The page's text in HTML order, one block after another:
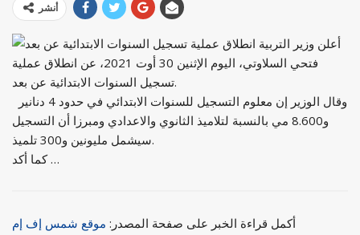
أنشر
فتحي السلاوتي، اليوم الإثنين 30 أوت 2021، عن انطلاق عملية
تسجيل السنوات الابتدائية عن بعد.
و8.600 مي بالنسبة لتلاميذ الثانوي والاعدادي ومبرزا أن التسجيل
سيشمل مليونين و300 تلميذ.
كما أكد …
أكمل قراءة الخبر على صفحة المصدر: موقع شمس إف إم